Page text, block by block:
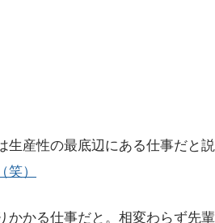
生産性の最底辺にある仕事だと
）
かかる仕事だと。相変わらず先